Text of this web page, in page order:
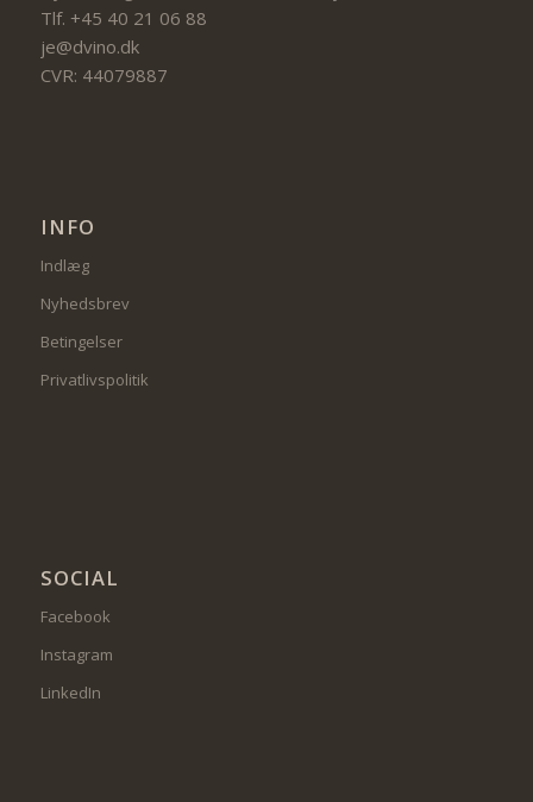
Tlf. +45 40 21 06 88
je@dvino.dk
CVR: 44079887
INFO
Indlæg
Nyhedsbrev
Betingelser
Privatlivspolitik
SOCIAL
Facebook
Instagram
LinkedIn